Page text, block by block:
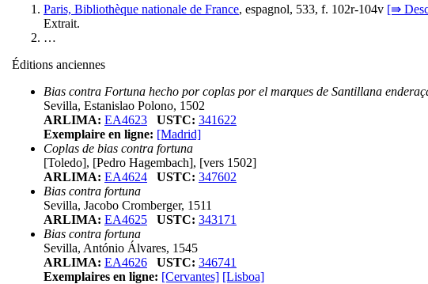
Paris, Bibliothèque nationale de France, espagnol, 533, f. 102r-104v [⇛
Extrait.
…
Éditions anciennes
Bias contra Fortuna hecho por coplas por el marques de Santillana
Sevilla, Estanislao Polono, 1502
ARLIMA: EA4623 USTC: 341622
Exemplaire en ligne: [Madrid]
Coplas de bias contra fortuna
[Toledo], [Pedro Hagembach], [vers 1502]
ARLIMA: EA4624 USTC: 347602
Bias contra fortuna
Sevilla, Jacobo Cromberger, 1511
ARLIMA: EA4625 USTC: 343171
Bias contra fortuna
Sevilla, António Álvares, 1545
ARLIMA: EA4626 USTC: 346741
Exemplaires en ligne: [Cervantes] [Lisboa]